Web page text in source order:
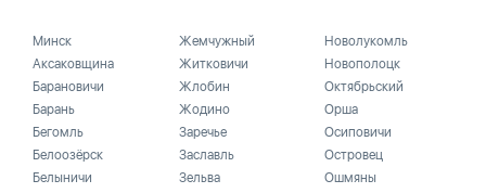
Минск
Аксаковщина
Барановичи
Барань
Бегомль
Белоозёрск
Белыничи
Жемчужный
Житковичи
Жлобин
Жодино
Заречье
Заславль
Зельва
Новолукомль
Новополоцк
Октябрьский
Орша
Осиповичи
Островец
Ошмяны